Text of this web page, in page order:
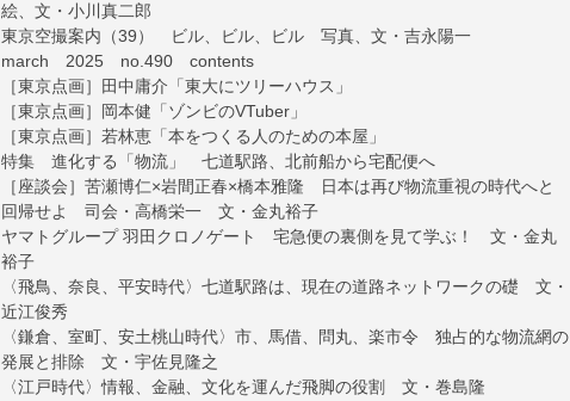
絵、文・小川真二郎
東京空撮案内（39） ビル、ビル、ビル 写真、文・吉永陽一
march 2025 no.490 contents
［東京点画］田中庸介「東大にツリーハウス」
［東京点画］岡本健「ゾンビのVTuber」
［東京点画］若林恵「本をつくる人のための本屋」
特集 進化する「物流」 七道駅路、北前船から宅配便へ
［座談会］苦瀬博仁×岩間正春×橋本雅隆 日本は再び物流重視の時代へと
回帰せよ 司会・高橋栄一 文・金丸裕子
ヤマトグループ 羽田クロノゲート 宅急便の裏側を見て学ぶ！ 文・金丸
裕子
〈飛鳥、奈良、平安時代〉七道駅路は、現在の道路ネットワークの礎 文・
近江俊秀
〈鎌倉、室町、安土桃山時代〉市、馬借、問丸、楽市令 独占的な物流網の
発展と排除 文・宇佐見隆之
〈江戸時代〉情報、金融、文化を運んだ飛脚の役割 文・巻島隆